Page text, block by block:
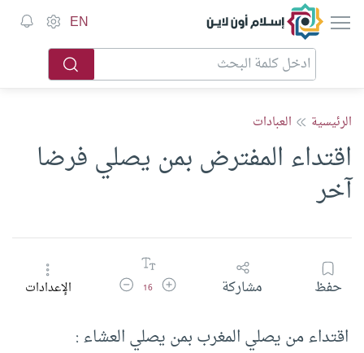
إسلام أون لاين EN
الرئيسية العبادات
اقتداء المفترض بمن يصلي فرضا
آخر
حفظ مشاركة زيادة حجم الخط
16 تقليل حجم الخطالإعدادات
اقتداء من يصلي المغرب بمن يصلي العشاء :